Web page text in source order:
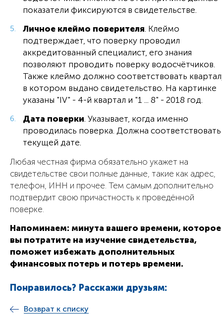
показатели фиксируются в свидетельстве.
Личное клеймо поверителя. Клеймо
подтверждает, что поверку проводил
аккредитованный специалист, его знания
позволяют проводить поверку водосчётчиков.
Также клеймо должно соответствовать
в котором выдано свидетельство. На картинке
указаны "IV" - 4-й квартал и "1 ... 8" - 2018 год.
Дата поверки. Указывает, когда именно
проводилась поверка. Должна соответствовать
текущей дате.
Любая честная фирма обязательно укажет на
свидетельстве свои полные данные, такие как адрес,
телефон, ИНН и прочее. Тем самым дополнительно
подтвердит свою причастность к проведённой
поверке.
Напоминаем: минута вашего времени, которое
вы потратите на изучение свидетельства,
поможет избежать дополнительных
финансовых потерь и потерь времени.
Понравилось? Расскажи друзьям:
Возврат к списку